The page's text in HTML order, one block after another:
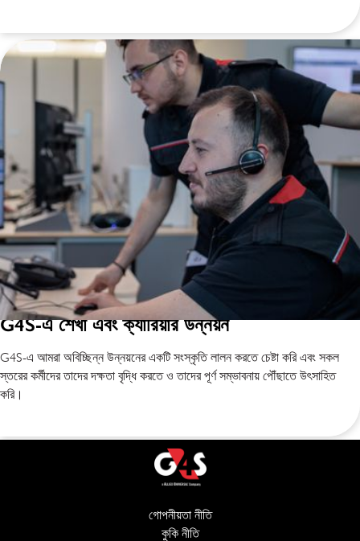
G4S-এ শেখা এবং ক্যারিয়ার উন্নয়ন
G4S-এ আমরা অবিচ্ছিন্ন উন্নয়নের একটি সংস্কৃতি লালন করতে চেষ্টা করি এবং সকল
স্তরের কর্মীদের তাদের দক্ষতা বৃদ্ধি করতে ও তাদের পূর্ণ সম্ভাবনায় পৌঁছাতে উৎসাহিত
করি।
গোপনীয়তা নীতি(opens in new window)
কুকি নীতি(opens in new window)